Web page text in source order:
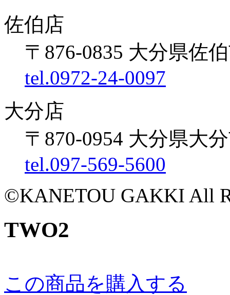
佐伯店
〒876-0835 大分県佐
tel.0972-24-0097
大分店
〒870-0954 大分県大
tel.097-569-5600
©KANETOU GAKKI All
TWO2
この商品を購入する